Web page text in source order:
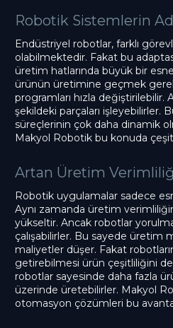
Robotik Sistemlerin
Endüstriyel robotlar, farklı
olabilmektedir. Fakat bu
üretim hatlarında büyük bir
ürünün üretimine geçmek
programları hızla değiştirilebilir.
şekildeki parçaları işleyebilirler.
süreçlerinin çok daha dinamik
Makyol Robotik bu konuda
Artan Üretim
Robotik uygulamalar sadece
Aynı zamanda üretim
yükseltir. Ancak robotlar
çalışabilirler. Bu sayede üretim
maliyetler düşer. Fakat
getirebilmesi ürün çeşitliliğini
robotlar sayesinde daha fazla
üzerinde üretebilirler. Makyol
otomasyon çözümleri bu